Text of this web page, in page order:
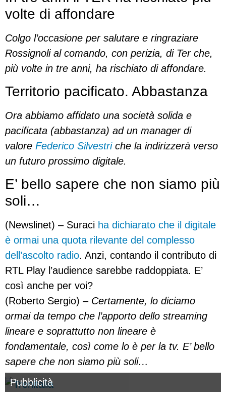
volte di affondare
Colgo l’occasione per salutare e ringraziare
Rossignoli al comando, con perizia, di Ter che,
più volte in tre anni, ha rischiato di affondare.
Territorio pacificato. Abbastanza
Ora abbiamo affidato una società solida e
pacificata (abbastanza) ad un manager di
valore Federico Silvestriche la indirizzerà verso
un futuro prossimo digitale.
E’ bello sapere che non siamo più
soli…
(Newslinet) – Suraci ha dichiarato che il digitale
è ormai una quota rilevante del complesso
dell’ascolto radio. Anzi, contando il contributo di
RTL Play l’audience sarebbe raddoppiata. E’
così anche per voi?
(Roberto Sergio) –Certamente, lo diciamo
ormai da tempo che l’apporto dello streaming
lineare e soprattutto non lineare è
fondamentale, così come lo è per la tv. E’ bello
sapere che non siamo più soli…
Pubblicità